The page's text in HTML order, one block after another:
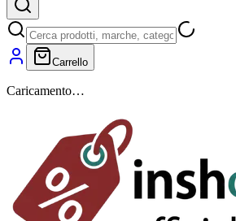
Carrello
Caricamento…